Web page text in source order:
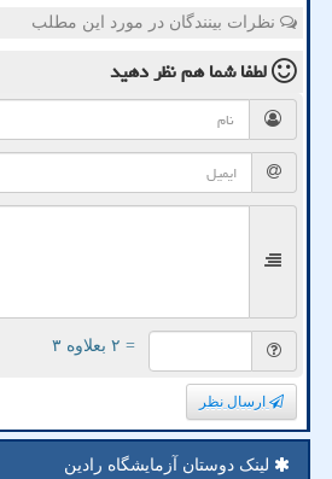
نظرات بینندگان در مورد این مطلب
لطفا شما همنظر دهید
= ۲ بعلاوه ۳
ارسال نظر
لینک دوستان آزمایشگاه رادین